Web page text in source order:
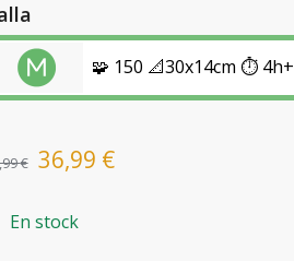
🧩 150 📐30x14cm ⏱️ 4h+
€ 36,99 €
En stock